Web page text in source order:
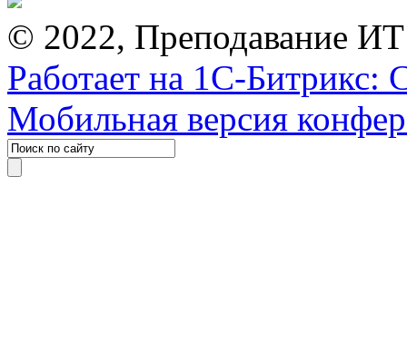
© 2022, Преподавание
Работает на 1С-Битрикс:
Мобильная версия